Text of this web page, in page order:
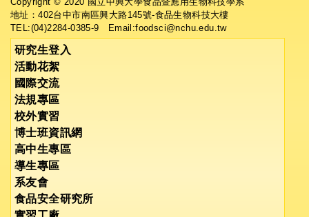
地址：402台中市南區興大路145號-食品生物科技大樓
TEL:(04)2284-0385-9 Email:foodsci@nchu.edu.tw
研究生登入
活動花絮
國際交流
法規專區
校外實習
博士班資訊網
高中生專區
導生專區
系友會
食品安全研究所